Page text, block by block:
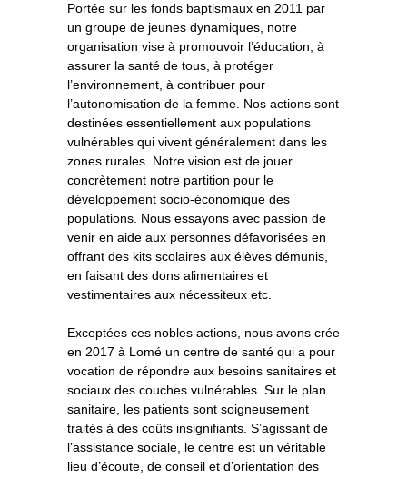
Portée sur les fonds baptismaux en 2011 par
un groupe de jeunes dynamiques, notre
organisation vise à promouvoir l’éducation, à
assurer la santé de tous, à protéger
l’environnement, à contribuer pour
l’autonomisation de la femme. Nos actions sont
destinées essentiellement aux populations
vulnérables qui vivent généralement dans les
zones rurales. Notre vision est de jouer
concrètement notre partition pour le
développement socio-économique des
populations. Nous essayons avec passion de
venir en aide aux personnes défavorisées en
offrant des kits scolaires aux élèves démunis,
en faisant des dons alimentaires et
vestimentaires aux nécessiteux etc.
Exceptées ces nobles actions, nous avons crée
en 2017 à Lomé un centre de santé qui a pour
vocation de répondre aux besoins sanitaires et
sociaux des couches vulnérables. Sur le plan
sanitaire, les patients sont soigneusement
traités à des coûts insignifiants. S’agissant de
l’assistance sociale, le centre est un véritable
lieu d’écoute, de conseil et d’orientation des